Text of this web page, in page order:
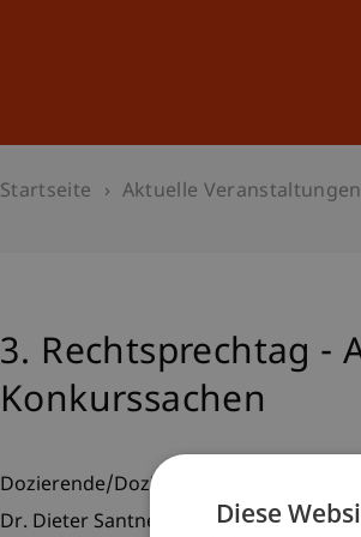
Startseite Aktuelle Veranstaltungen
3. Rechtsprechtag -
Konkurssachen
Dozierende/Dozierender:
Dr. Dieter Santner
Diese